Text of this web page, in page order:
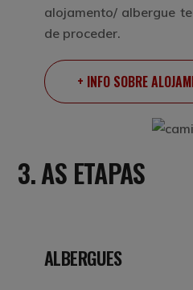
alojamento/ albergue
de proceder.
+ INFO SOBRE
3. AS ETAPAS
ALBERGUES